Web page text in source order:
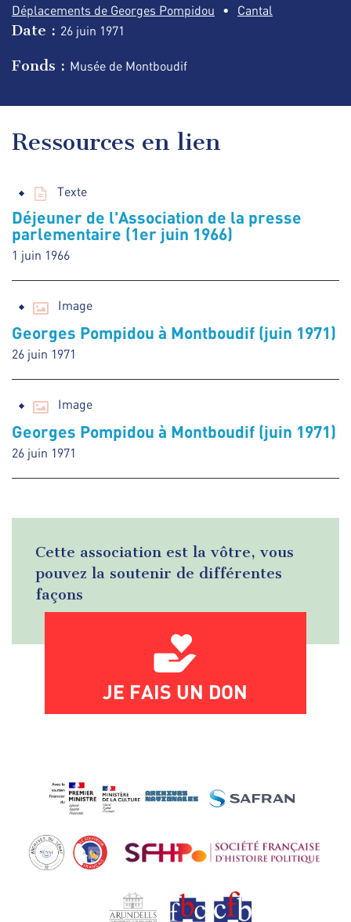
Déplacements de Georges Pompidou Cantal
Date : 26 juin 1971
Fonds : Musée de Montboudif
Ressources en lien
Texte
Déjeuner de l'Association de la presse
parlementaire (1er juin 1966)
1 juin 1966
Image
Georges Pompidou à Montboudif (juin 1971)
26 juin 1971
Image
Georges Pompidou à Montboudif (juin 1971)
26 juin 1971
Cette association est la vôtre, vous
pouvez la soutenir de différentes
façons
JE FAIS UN DON